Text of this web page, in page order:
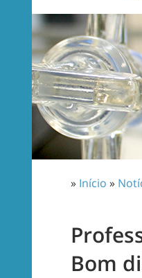
» Início »
Bom